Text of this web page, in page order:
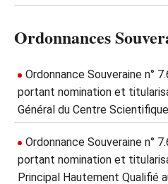
Ordonnances
Ordonnance Souveraine n°
portant nomination et
Général du Centre
Ordonnance Souveraine n°
portant nomination et
Principal Hautement Qualifié